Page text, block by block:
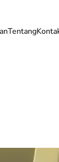
Tentang